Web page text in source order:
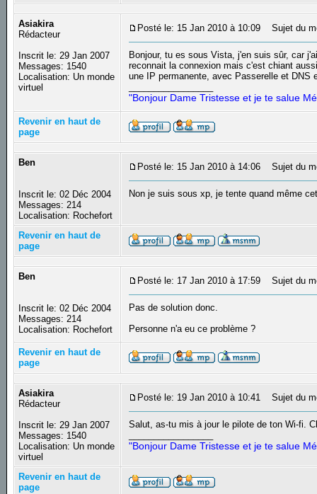
Asiakira
Rédacteur
Inscrit le: 29 Jan 2007
Messages: 1540
Localisation: Un monde
virtuel
Posté le: 15 Jan 2010 à 10:09 Sujet du
Bonjour, tu es sous Vista, j'en suis sûr, car
reconnait la connexion mais c'est chiant
une IP permanente, avec Passerelle et DNS
"Bonjour Dame Tristesse et je te salue
Revenir en haut de
page
Ben
Inscrit le: 02 Déc 2004
Messages: 214
Localisation: Rochefort
Posté le: 15 Jan 2010 à 14:06 Sujet du
Non je suis sous xp, je tente quand même
Revenir en haut de
page
Ben
Inscrit le: 02 Déc 2004
Messages: 214
Localisation: Rochefort
Posté le: 17 Jan 2010 à 17:59 Sujet du
Pas de solution donc.
Personne n'a eu ce problème ?
Revenir en haut de
page
Asiakira
Rédacteur
Inscrit le: 29 Jan 2007
Messages: 1540
Localisation: Un monde
virtuel
Posté le: 19 Jan 2010 à 10:41 Sujet du
Salut, as-tu mis à jour le pilote de ton Wi-fi.
"Bonjour Dame Tristesse et je te salue
Revenir en haut de
page